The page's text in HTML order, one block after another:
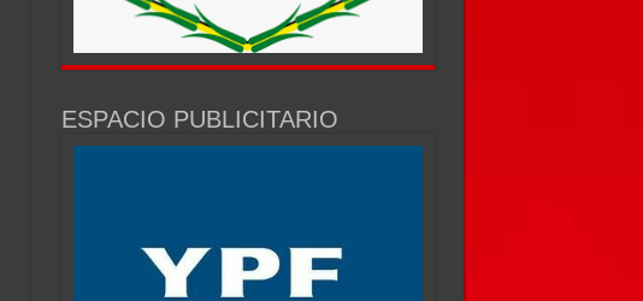
ESPACIO PUBLICITARIO